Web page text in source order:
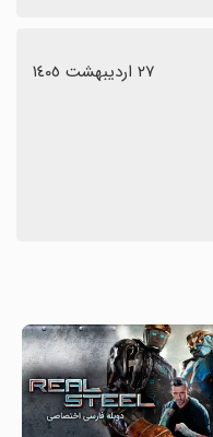
٢٧ اردیبهشت ١٤٠٥